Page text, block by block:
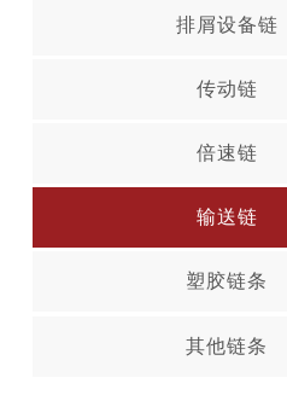
排屑设备链
传动链
倍速链
输送链
塑胶链条
其他链条